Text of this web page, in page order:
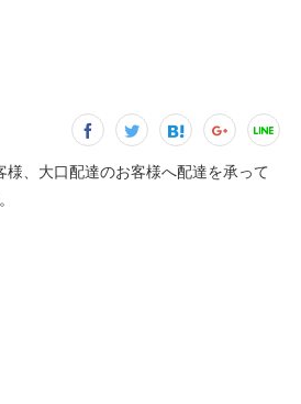
、大口配達のお客様へ配達を承って